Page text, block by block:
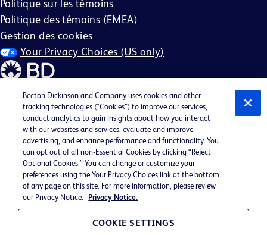
Politique sur les témoins
Politique des témoins (EMEA)
Gestion des cookies
Your Privacy Choices (US only)
©2026 BD. Tous droits réservés. BD et le logo BD sont des
marques commerciales de Becton, Dickinson and
Company. Toutes les autres marques commerciales sont la
propriété de leurs détenteurs respectifs.
Peut ne pas s'appliquer dans votre région
BD EEO Statement
Becton Dickinson and Company uses cookies and other
tracking technologies (“Cookies”) to improve our services,
conduct analytics to gain insights about how you interact
with our websites and services, evaluate and improve
advertising, and enhance performance and functionality. You
can opt out of all non-Essential Cookies by clicking “Reject
Optional Cookies.” You can change or customize your
preferences using the Your Privacy Choices link at the bottom
of any page on this site. For more information, please review
our Privacy Notice.
Privacy Notice.
COOKIE SETTINGS